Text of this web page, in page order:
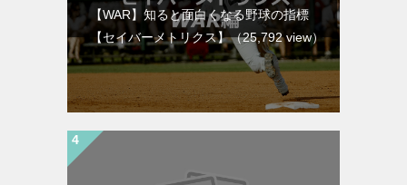
【WAR】知ると面白くなる野球の指標
【セイバーメトリクス】（25,792 view）